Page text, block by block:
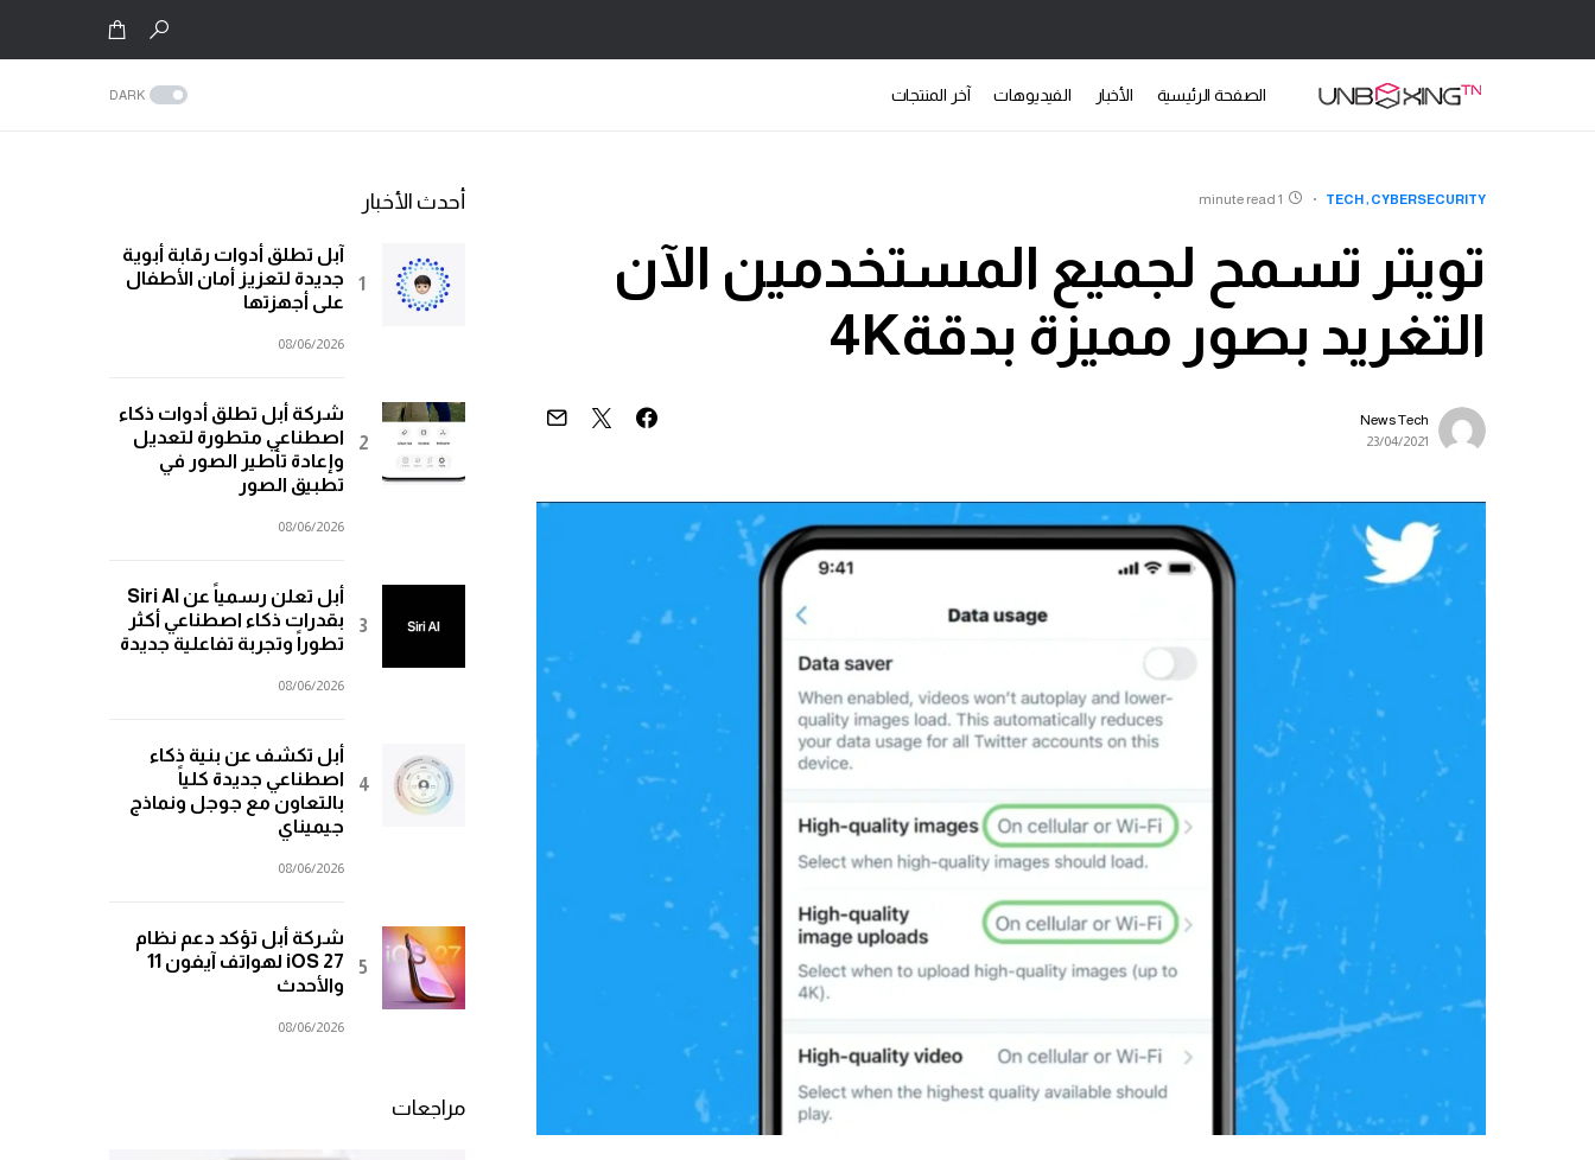
الصفحة الرئيسية الأخبار الفيديوهات آخر المنتجات DARK
CYBERSECURITY
TECH
1 minute read
تويتر تسمح لجميع المستخدمين الآن
التغريد بصور مميزة بدقة4K
News Tech
23/04/2021
أحدث الأخبار
آبل تطلق أدوات رقابة أبوية
جديدة لتعزيز أمان الأطفال
على أجهزتها
08/06/2026
شركة أبل تطلق أدوات ذكاء
اصطناعي متطورة لتعديل
وإعادة تأطير الصور في
تطبيق الصور
08/06/2026
أبل تعلن رسمياً عن Siri AI
بقدرات ذكاء اصطناعي أكثر
تطوراً وتجربة تفاعلية جديدة
08/06/2026
أبل تكشف عن بنية ذكاء
اصطناعي جديدة كلياً
بالتعاون مع جوجل ونماذج
جيميناي
08/06/2026
شركة أبل تؤكد دعم نظام
iOS 27 لهواتف آيفون 11
والأحدث
08/06/2026
مراجعات